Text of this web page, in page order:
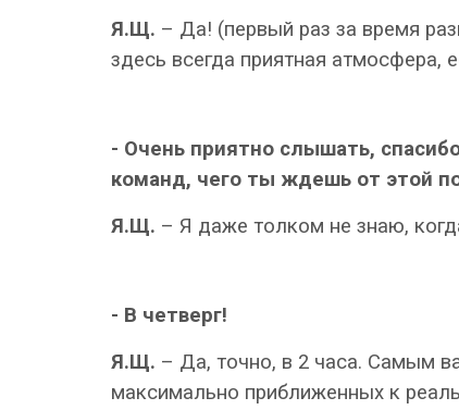
Я.Щ. – Да! (первый раз за время
здесь всегда приятная атмосфера,
- Очень приятно слышать,
команд, чего ты ждешь от этой
Я.Щ. – Я даже толком не знаю,
- В четверг!
Я.Щ. – Да, точно, в 2 часа. Самым
максимально приближенных к